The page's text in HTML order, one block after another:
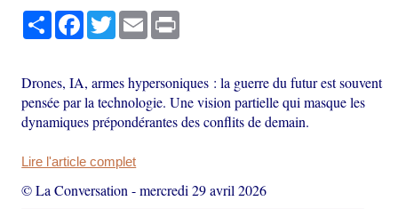
PartagerFacebook
TwitterEmail
Drones, IA, armes hypersoniques : la guerre du futur est souvent
pensée par la technologie. Une vision partielle qui masque les
dynamiques prépondérantes des conflits de demain.
Lire l'article complet
© La Conversation -mercredi 29 avril 2026